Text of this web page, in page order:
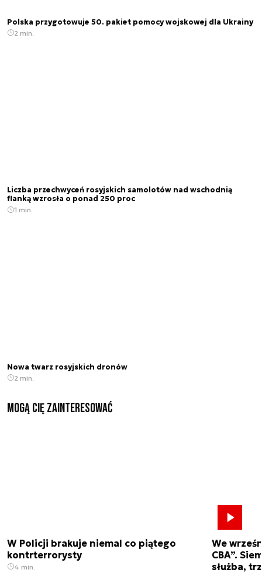
Polska przygotowuje 50. pakiet pomocy wojskowej dla Ukrainy
2 min.
Liczba przechwyceń rosyjskich samolotów nad wschodnią
flanką wzrosła o ponad 250 proc
1 min.
Nowa twarz rosyjskich dronów
2 min.
Mogą Cię zainteresować
W Policji brakuje niemal co piątego
kontrterrorysty
4 min.
We
CBA”.
służba,